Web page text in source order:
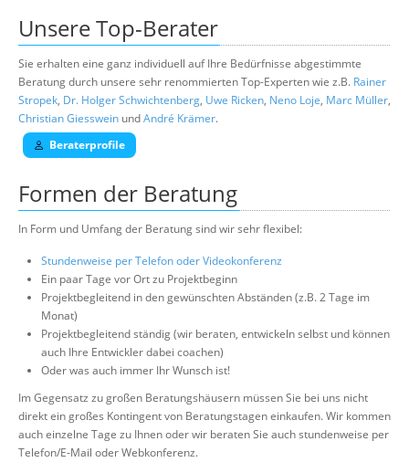
UnsereTop-Berater
Sie erhalten eine ganz individuell auf Ihre Bedürfnisse abgestimmte
Beratung durch unsere sehr renommierten Top-Experten wie z.B. Rainer
Stropek, Dr. Holger Schwichtenberg, Uwe Ricken, Neno Loje, Marc Müller,
Christian Giesswein undAndré Krämer.
Beraterprofile
Formen der Beratung
In Form und Umfang der Beratung sind wir sehr flexibel:
Stundenweise per Telefon oder Videokonferenz
Ein paar Tage vor Ort zu Projektbeginn
Projektbegleitend in den gewünschten Abständen (z.B. 2 Tage im
Monat)
Projektbegleitend ständig (wir beraten, entwickeln selbst und können
auch Ihre Entwickler dabei coachen)
Oder was auch immer Ihr Wunsch ist!
Im Gegensatz zu großen Beratungshäusern müssen Sie bei uns nicht
direkt ein großes Kontingent von Beratungstagen einkaufen. Wir kommen
auch einzelne Tage zu Ihnen oder wir beraten Sie auch stundenweise per
Telefon/E-Mail oder Webkonferenz.